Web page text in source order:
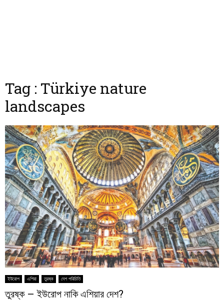
Tag : Türkiye nature
landscapes
ইউরোপ এশিয়া তুরষ্ক দেশ পরিচিতি
তুরষ্ক – ইউরোপ নাকি এশিয়ার দেশ?